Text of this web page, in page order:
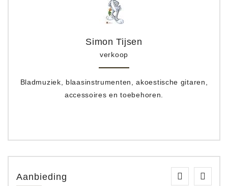
Simon Tijsen
verkoop
Bladmuziek, blaasinstrumenten, akoestische gitaren,
accessoires en toebehoren.
Aanbieding